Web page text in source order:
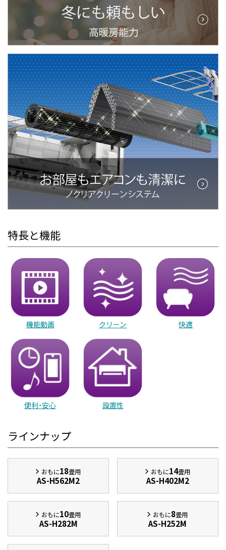
特長と機能
機能動画 クリーン 快適
便利・安心 設置性
ラインナップ
おもに18畳用
AS-H562M2
おもに14畳用
AS-H402M2
おもに10畳用
AS-H282M
おもに8畳用
AS-H252M